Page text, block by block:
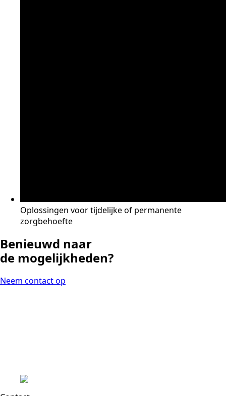
Oplossingen voor tijdelijke of permanente
zorgbehoefte
Benieuwd naar
de mogelijkheden?
Neem contact op